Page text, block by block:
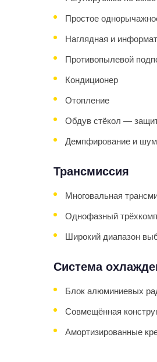
Простое
Наглядная и
Противопылевой
Кондиционер
Отопление
Обдув стёкол —
Демпфирование и
Трансмиссия
Многовальная
Однофазный
Широкий диапазон
Система
Блок алюминиевых
Совмещённая
Амортизированные